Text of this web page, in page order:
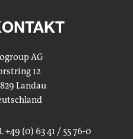
AG
12
Landau
+49 (0) 63 41 / 55 76-0